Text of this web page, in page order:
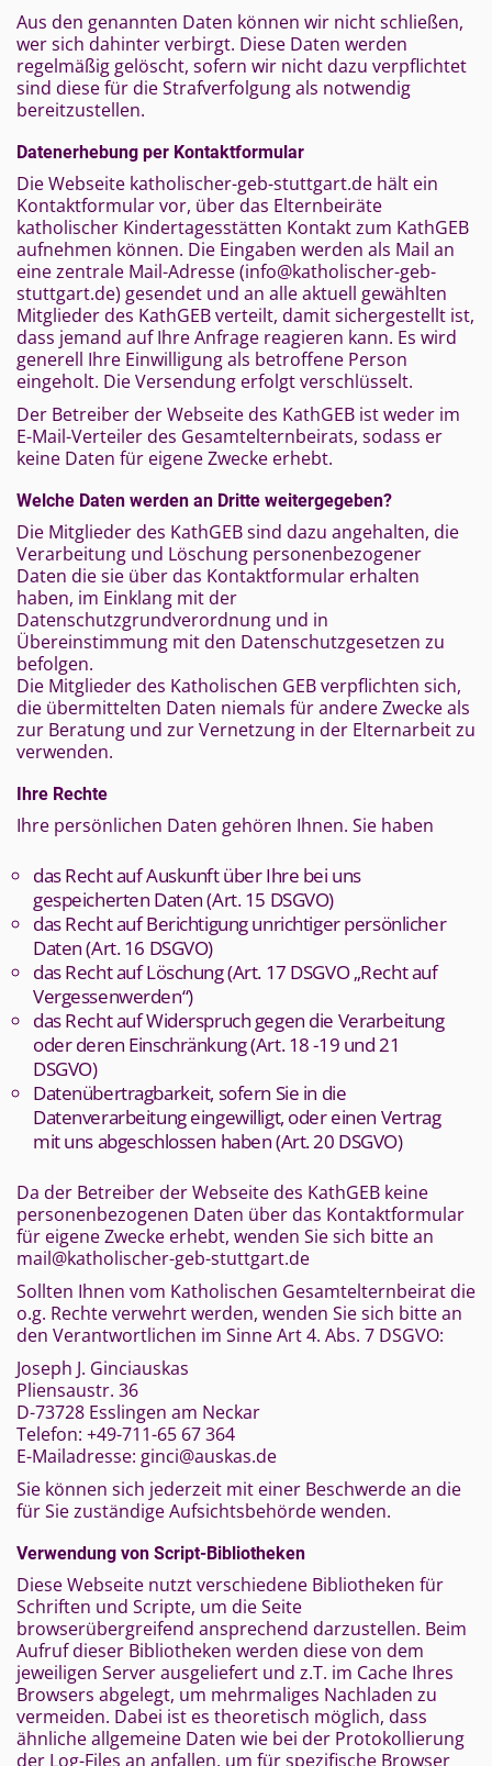
Aus den genannten Daten können wir nicht schließen,
wer sich dahinter verbirgt. Diese Daten werden
regelmäßig gelöscht, sofern wir nicht dazu verpflichtet
sind diese für die Strafverfolgung als notwendig
bereitzustellen.
Datenerhebung per Kontaktformular
Die Webseite katholischer-geb-stuttgart.de hält ein
Kontaktformular vor, über das Elternbeiräte
katholischer Kindertagesstätten Kontakt zum KathGEB
aufnehmen können. Die Eingaben werden als Mail an
eine zentrale Mail-Adresse (info@katholischer-geb-
stuttgart.de) gesendet und an alle aktuell gewählten
Mitglieder des KathGEB verteilt, damit sichergestellt ist,
dass jemand auf Ihre Anfrage reagieren kann. Es wird
generell Ihre Einwilligung als betroffene Person
eingeholt. Die Versendung erfolgt verschlüsselt.
Der Betreiber der Webseite des KathGEB ist weder im
E-Mail-Verteiler des Gesamtelternbeirats, sodass er
keine Daten für eigene Zwecke erhebt.
Welche Daten werden an Dritte weitergegeben?
Die Mitglieder des KathGEB sind dazu angehalten, die
Verarbeitung und Löschung personenbezogener
Daten die sie über das Kontaktformular erhalten
haben, im Einklang mit der
Datenschutzgrundverordnung und in
Übereinstimmung mit den Datenschutzgesetzen zu
befolgen.
Die Mitglieder des Katholischen GEB verpflichten sich,
die übermittelten Daten niemals für andere Zwecke als
zur Beratung und zur Vernetzung in der Elternarbeit zu
verwenden.
Ihre Rechte
Ihre persönlichen Daten gehören Ihnen. Sie haben
das Recht auf Auskunft über Ihre bei uns
gespeicherten Daten (Art. 15 DSGVO)
das Recht auf Berichtigung unrichtiger persönlicher
Daten (Art. 16 DSGVO)
das Recht auf Löschung (Art. 17 DSGVO „Recht auf
Vergessenwerden“)
das Recht auf Widerspruch gegen die Verarbeitung
oder deren Einschränkung (Art. 18 -19 und 21
DSGVO)
Datenübertragbarkeit, sofern Sie in die
Datenverarbeitung eingewilligt, oder einen Vertrag
mit uns abgeschlossen haben (Art. 20 DSGVO)
Da der Betreiber der Webseite des KathGEB keine
personenbezogenen Daten über das Kontaktformular
für eigene Zwecke erhebt, wenden Sie sich bitte an
mail@katholischer-geb-stuttgart.de
Sollten Ihnen vom Katholischen Gesamtelternbeirat die
o.g. Rechte verwehrt werden, wenden Sie sich bitte an
den Verantwortlichen im Sinne Art 4. Abs. 7 DSGVO:
Joseph J. Ginciauskas
Pliensaustr. 36
D-73728 Esslingen am Neckar
Telefon: +49-711-65 67 364
E-Mailadresse: ginci@auskas.de
Sie können sich jederzeit mit einer Beschwerde an die
für Sie zuständige Aufsichtsbehörde wenden.
Verwendung von Script-Bibliotheken
Diese Webseite nutzt verschiedene Bibliotheken für
Schriften und Scripte, um die Seite
browserübergreifend ansprechend darzustellen. Beim
Aufruf dieser Bibliotheken werden diese von dem
jeweiligen Server ausgeliefert und z.T. im Cache Ihres
Browsers abgelegt, um mehrmaliges Nachladen zu
vermeiden. Dabei ist es theoretisch möglich, dass
ähnliche allgemeine Daten wie bei der Protokollierung
der Log-Files an anfallen, um für spezifische Browser